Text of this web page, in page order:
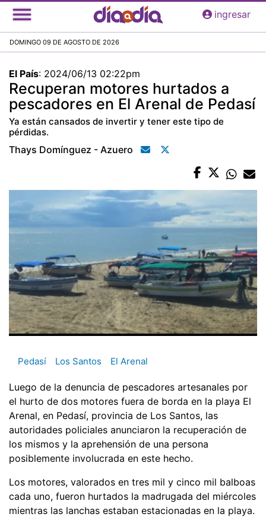
Pasar
al
principal
ingresar
DOMINGO 09 DE AGOSTO DE 2026
El País: 2024/06/13 02:22pm
Recuperan motores hurtados a
pescadores en El Arenal de Pedasí
Ya están cansados de invertir y tener este tipo de
pérdidas.
Thays Domínguez - Azuero
Pedasí Los Santos El Arenal
Luego de la denuncia de pescadores artesanales por
el hurto de dos motores fuera de borda en la playa El
Arenal, en Pedasí, provincia de Los Santos, las
autoridades policiales anunciaron la recuperación de
los mismos y la aprehensión de una persona
posiblemente involucrada en este hecho.
Los motores, valorados en tres mil y cinco mil balboas
cada uno, fueron hurtados la madrugada del miércoles
mientras las lanchas estaban estacionadas en la playa.